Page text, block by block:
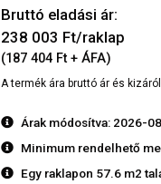
Bruttó eladási ár:
238 003 Ft/raklap
(187 404 Ft + ÁFA)
A termék ára bruttó ár és
Árak módosítva: 2026-
Minimum rendelhető
Egy raklapon 57.6 m2